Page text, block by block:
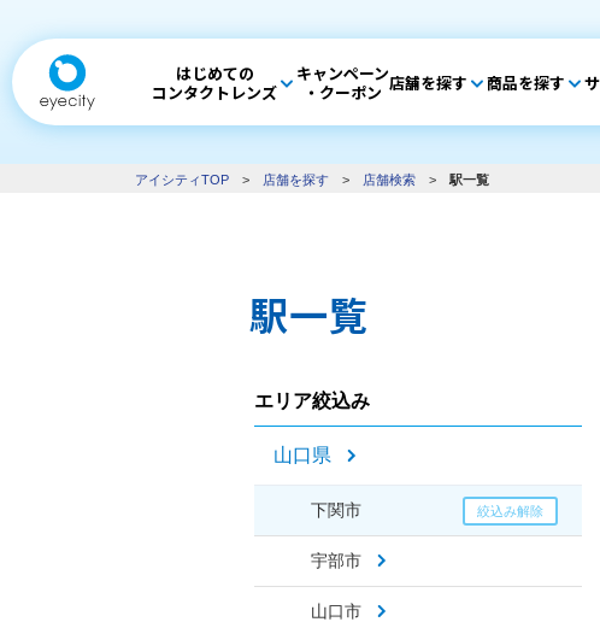
はじめての
コンタクトレンズ
キャンペーン
・クーポン 店舗を探す 商品を探す
アイシティTOP > 店舗を探す > 店舗検索 > 駅一覧
駅一覧
エリア絞込み
山口県
下関市
宇部市
山口市